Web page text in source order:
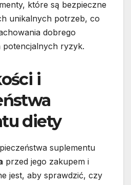
które są bezpieczne
unikalnych potrzeb, co
dobrego
potencjalnych ryzyk.
i
diety
suplementu
przed jego zakupem i
jest, aby sprawdzić, czy